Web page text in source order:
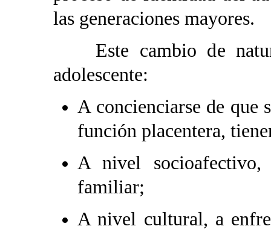
las generaciones mayores.
Este cambio de
adolescente:
A concienciarse de que
función placentera,
A nivel
familiar;
A nivel cultural, a